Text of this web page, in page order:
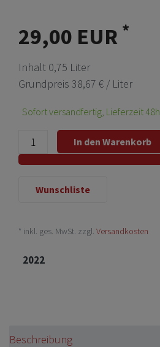
29,00 EUR *
Inhalt 0,75 Liter
Grundpreis 38,67 € / Liter
Sofort versandfertig, Lieferzeit 48h
In den Warenkorb
Wunschliste
* inkl. ges. MwSt. zzgl. Versandkosten
2022
Beschreibung